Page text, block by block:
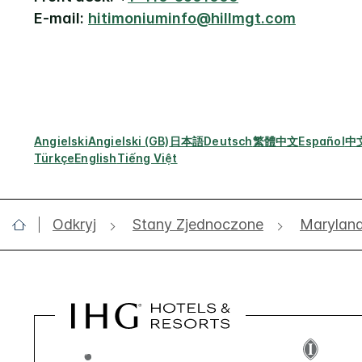
E-mail: hitimoniuminfo@hillmgt.com
AngielskiAngielski (GB) 日本語Deutsch繁體中文Español中
TürkçeEnglishTiếng Việt
Odkryj Stany Zjednoczone